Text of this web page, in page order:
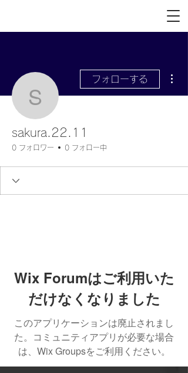
sakura.22.11
フォローする
sakura.22.11
0 フォロワー 0 フォロー中
Wix Forumはご利用いた
だけなくなりました
このアプリケーションは廃止されまし
た。コミュニティアプリが必要な場合
は、Wix Groupsをご利用ください。